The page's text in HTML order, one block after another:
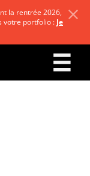
la rentrée 2026,
votre portfolio : Je